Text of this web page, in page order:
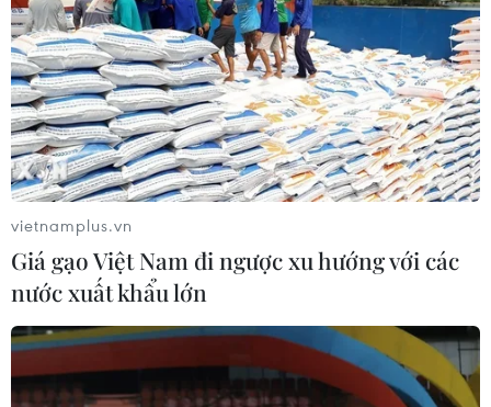
Thí điểm thi tuyển chức danh lãnh đạo,
quản lý cấp vụ, sở, phòng
vietnamplus.vn
Giá gạo Việt Nam đi ngược xu hướng với các
nước xuất khẩu lớn